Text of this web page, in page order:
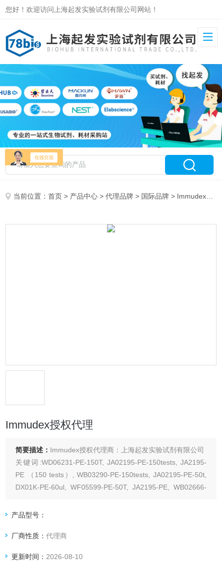
您好！欢迎访问上海起发实验试剂有限公司网站！
当前位置：首页 > 产品中心 >代理品牌 > 国际品牌 > Immudex授权代理
Immudex授权代理
简要描述： Immudex授权代理商：上海起发实验试剂有限公司
关键词:WD06231-PE-150T, JA02195-PE-150tests, JA2195-
PE （150 tests）, WB03290-PE-150tests, JA02195-PE-50t,
DX01K-PE-60ul, WF05599-PE-50T, JA2195-PE, WB02666-
产品型号：
厂商性质：代理商
更新时间： 2026-08-10